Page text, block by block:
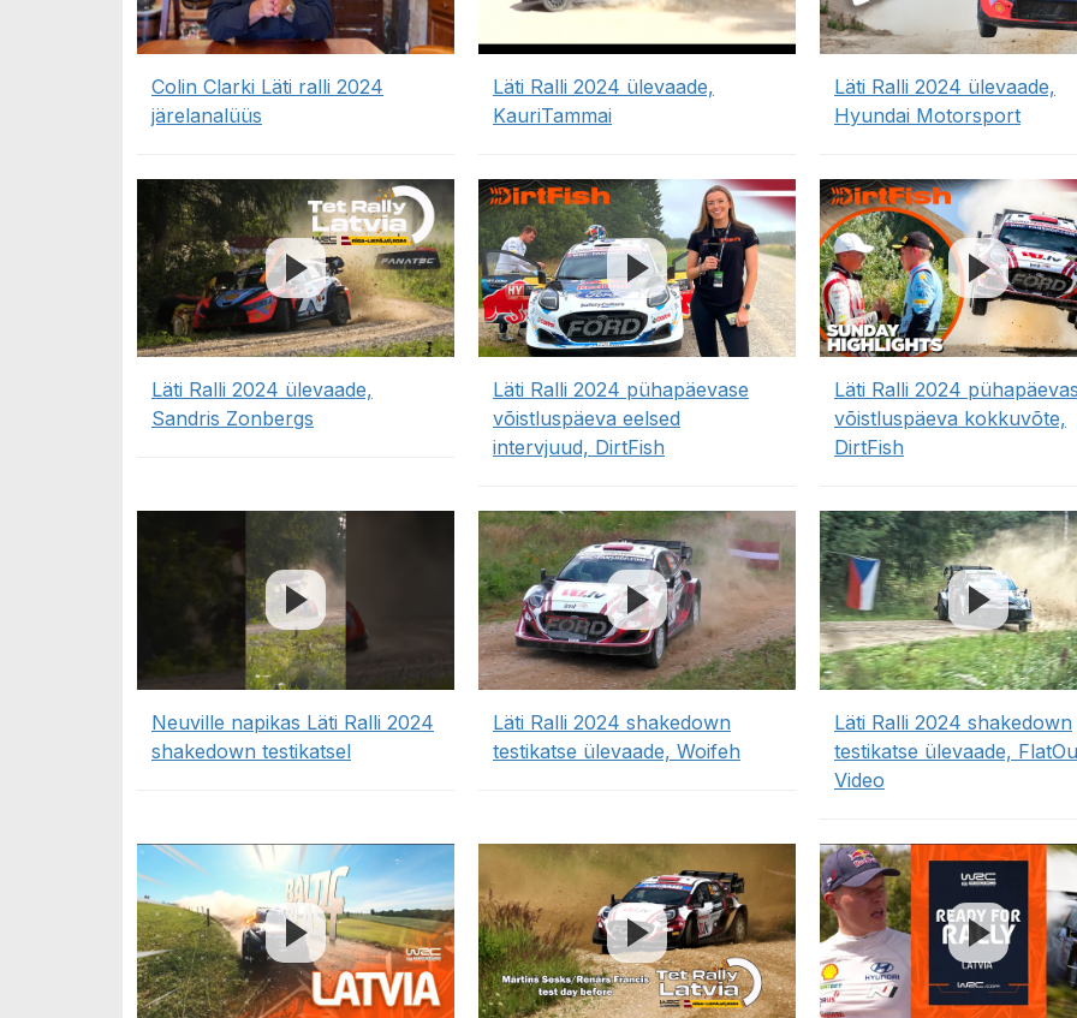
Colin Clarki Läti ralli 2024
järelanalüüs
Läti Ralli 2024 ülevaade,
KauriTammai
Läti Ralli 2024 ülevaade,
Hyundai Motorsport
Läti Ralli 2024 ülevaade,
Sandris Zonbergs
Läti Ralli 2024 pühapäevase
võistluspäeva eelsed
intervjuud, DirtFish
Läti Ralli 2024
võistluspäeva kokkuvõte,
DirtFish
Neuville napikas Läti Ralli 2024
shakedown testikatsel
Läti Ralli 2024 shakedown
testikatse ülevaade, Woifeh
Läti Ralli 2024 shakedown
testikatse ülevaade,
Video